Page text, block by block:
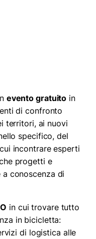
evento gratuito in
di confronto
territori, ai nuovi
specifico, del
incontrare esperti
progetti e
conoscenza di
in cui trovare tutto
in bicicletta:
di logistica alle